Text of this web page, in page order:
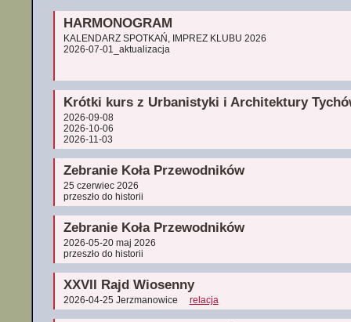
HARMONOGRAM
KALENDARZ SPOTKAŃ, IMPREZ KLUBU 2026
2026-07-01_aktualizacja
Krótki kurs z Urbanistyki i Architektury
2026-09-08
2026-10-06
2026-11-03
Zebranie Koła Przewodników
25 czerwiec 2026
przeszło do historii
Zebranie Koła Przewodników
2026-05-20 maj 2026
przeszło do historii
XXVII Rajd Wiosenny
2026-04-25 Jerzmanowice relacja